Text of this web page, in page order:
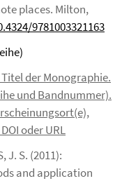
places. Milton,
9781003321163
der Monographie.
und Bandnummer).
oder URL
J. S. (2011):
and application